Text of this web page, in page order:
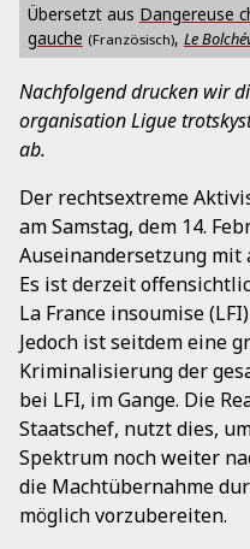
Übersetzt aus Dangereuse
gauche (Französisch), Le
Nachfolgend drucken wir
organisation Ligue
ab.
Der rechtsextreme
am Samstag, dem 14.
Auseinandersetzung
Es ist derzeit
La France insoumise
Jedoch ist seitdem eine
Kriminalisierung der
bei LFI, im Gange. Die
Staatschef, nutzt dies,
Spektrum noch weiter
die Machtübernahme
möglich vorzubereiten.